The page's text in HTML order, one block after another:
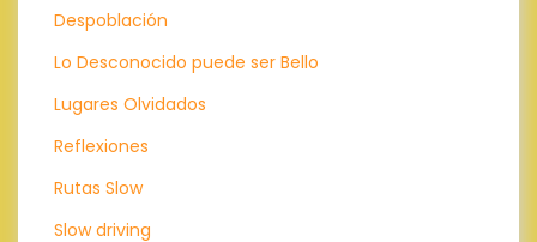
Despoblación
Lo Desconocido puede ser Bello
Lugares Olvidados
Reflexiones
Rutas Slow
Slow driving